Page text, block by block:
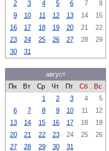
2
3 4 5 6 7
8
9
10 11 12 13 14
15
16
17 18 19 20 21
22
23
24 25 26 27 28
29
30
31
август
Пн
Вт Ср Чт Пт Сб
Вс
1
2 3 4
5
6
7 8 9 10 11
12
13
14 15 16 17 18
19
20
21 22 23 24 25
26
27
28 29 30 31